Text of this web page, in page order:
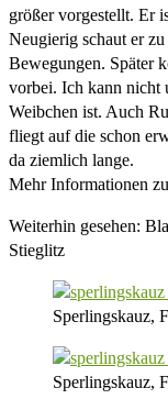
größer vorgestellt. Er
Neugierig schaut er
Bewegungen. Später
vorbei. Ich kann nicht
Weibchen ist. Auch
fliegt auf die schon
da ziemlich lange.
Mehr Informationen
Weiterhin gesehen:
Stieglitz
Sperlingskauz,
Sperlingskauz,